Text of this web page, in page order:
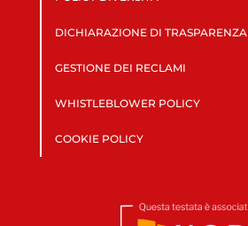
DICHIARAZIONE DI TRASPARENZA
GESTIONE DEI RECLAMI
WHISTLEBLOWER POLICY
COOKIE POLICY